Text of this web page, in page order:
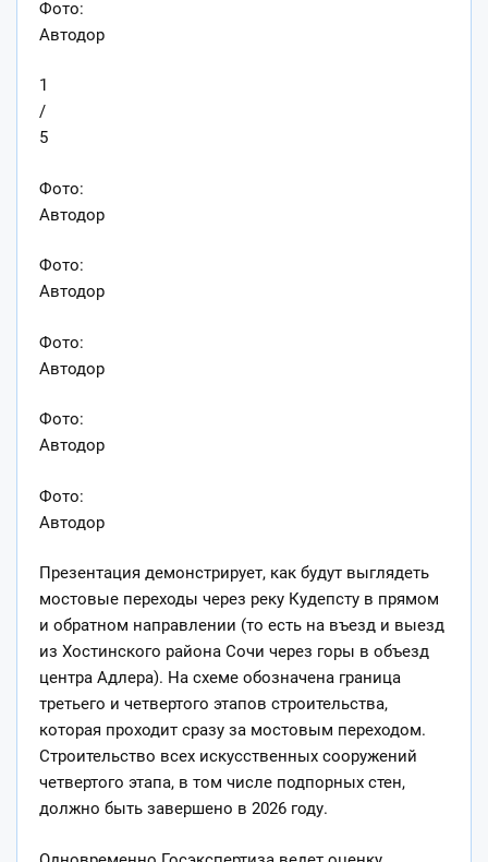
Фото:
Автодор
1
/
5
Фото:
Автодор
Фото:
Автодор
Фото:
Автодор
Фото:
Автодор
Фото:
Автодор
Презентация демонстрирует, как будут выглядеть
мостовые переходы через реку Кудепсту в прямом
и обратном направлении (то есть на въезд и выезд
из Хостинского района Сочи через горы в объезд
центра Адлера). На схеме обозначена граница
третьего и четвертого этапов строительства,
которая проходит сразу за мостовым переходом.
Строительство всех искусственных сооружений
четвертого этапа, в том числе подпорных стен,
должно быть завершено в 2026 году.